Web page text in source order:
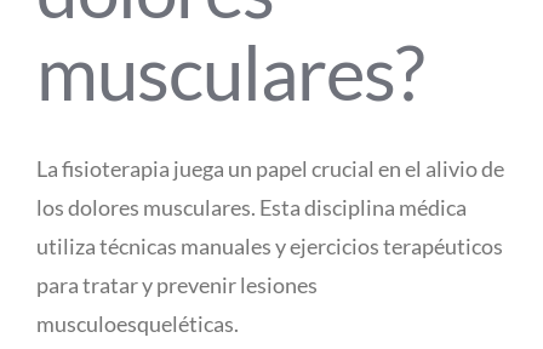
musculares?
La fisioterapia juega un papel crucial en el alivio de
los dolores musculares. Esta disciplina médica
utiliza técnicas manuales y ejercicios terapéuticos
para tratar y prevenir lesiones
musculoesqueléticas.